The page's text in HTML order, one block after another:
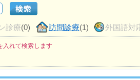
診療(0) 訪問診療(1) 外国語対
れて検索します